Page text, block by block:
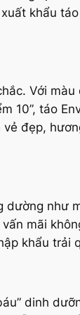
khẩu
Với
10”, táo
đẹp,
mãi
khẩu trải
dinh